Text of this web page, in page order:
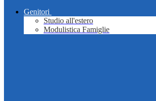
Genitori
Studio all'estero
Modulistica Famiglie